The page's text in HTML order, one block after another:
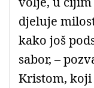
djeluje
kako još
sabor, –
Kristom, koji